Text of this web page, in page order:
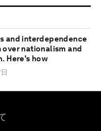
and interdependence
nationalism and
Here's how